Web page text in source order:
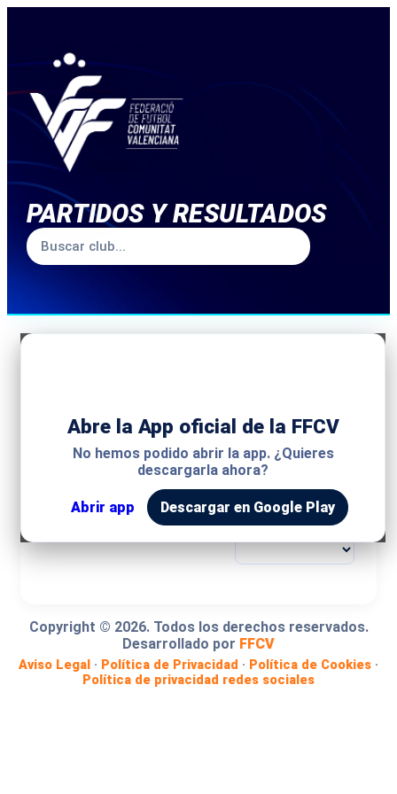
PARTIDOS Y RESULTADOS
Abre la App oficial de la FFCV
No hemos podido abrir la app. ¿Quieres
descargarla ahora?
Abrir app Descargar en Google Play
MODALIDAD
COMPETICIÓN
GRUPO
Copyright © 2026. Todos los derechos reservados.
Desarrollado por FFCV
Aviso Legal · Política de Privacidad · Política de Cookies ·
Política de privacidad redes sociales